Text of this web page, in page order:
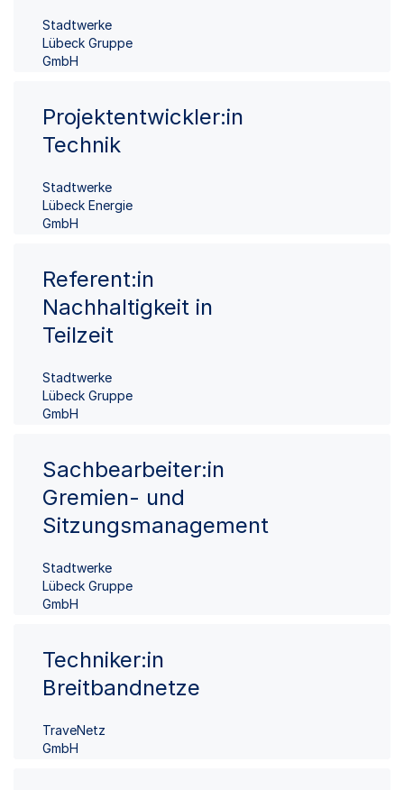
Stadtwerke
Lübeck Gruppe
GmbH
Projektentwickler:in
Technik
Stadtwerke
Lübeck Energie
GmbH
Referent:in
Nachhaltigkeit in
Teilzeit
Stadtwerke
Lübeck Gruppe
GmbH
Sachbearbeiter:in
Gremien- und
Sitzungsmanagement
Stadtwerke
Lübeck Gruppe
GmbH
Techniker:in
Breitbandnetze
TraveNetz
GmbH